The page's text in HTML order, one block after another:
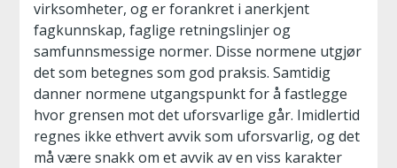
virksomheter, og er forankret i anerkjent
fagkunnskap, faglige retningslinjer og
samfunnsmessige normer. Disse normene utgjør
det som betegnes som god praksis. Samtidig
danner normene utgangspunkt for å fastlegge
hvor grensen mot det uforsvarlige går. Imidlertid
regnes ikke ethvert avvik som uforsvarlig, og det
må være snakk om et avvik av en viss karakter